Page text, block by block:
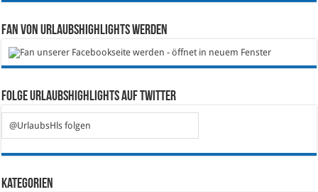
Fan von Urlaubshighlights werden
Folge Urlaubshighlights auf Twitter
@UrlaubsHls folgen
Kategorien